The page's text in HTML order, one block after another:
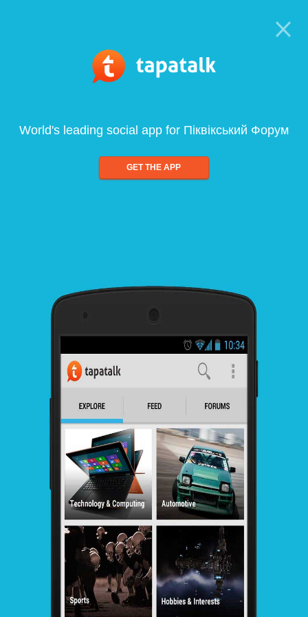
World's leading social app for Піквікський Форум
GET THE APP